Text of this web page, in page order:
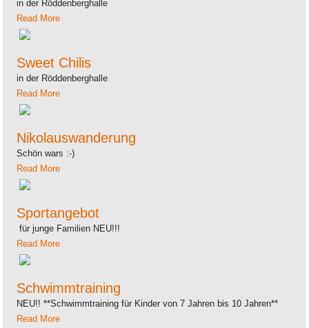
in der Röddenberghalle
Read More
Sweet Chilis
in der Röddenberghalle
Read More
Nikolauswanderung
Schön wars :-)
Read More
Sportangebot
für junge Familien NEU!!!
Read More
Schwimmtraining
NEU!! **Schwimmtraining für Kinder von 7 Jahren bis 10 Jahren**
Read More